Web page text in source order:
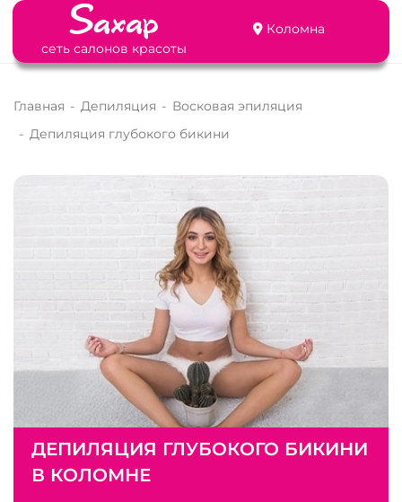
сеть салонов красоты
Коломна
Главная - Депиляция - Восковая эпиляция
- Депиляция глубокого бикини
ДЕПИЛЯЦИЯ ГЛУБОКОГО БИКИНИ
В КОЛОМНЕ